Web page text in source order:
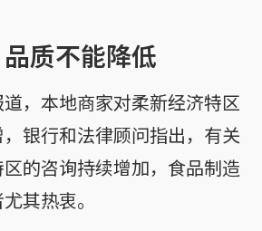
质不能降低
，本地商家对柔新经济特区
银行和法律顾问指出，有关
的咨询持续增加，食品制造
其热衷。